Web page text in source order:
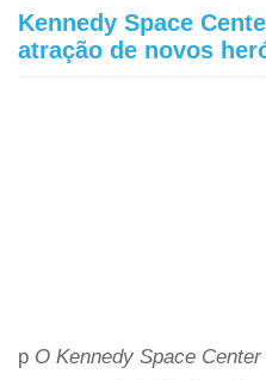
Kennedy Space
atração de novos
p O Kennedy Space